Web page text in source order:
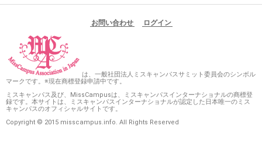
お問い合わせ ログイン
は、一般社団法人ミスキャンパスサミット委員会のシンボル
マークです。※現在商標登録申請中です。
ミスキャンパス及び、MissCampusは、ミスキャンパスインターナショナルの商標登
録です。本サイトは、ミスキャンパスインターナショナルが認定した日本唯一のミス
キャンパスのオフィシャルサイトです。
Copyright © 2015 misscampus.info. All Rights Reserved